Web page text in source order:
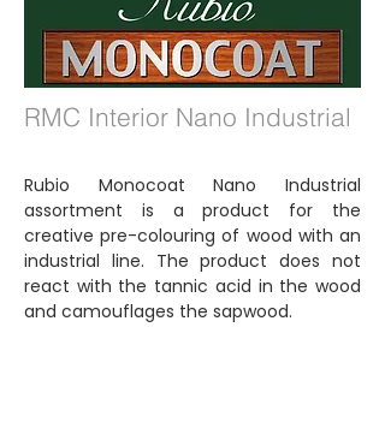
Rubio Monocoat Nano Industrial
assortment is a product for the
creative pre-colouring of wood with an
industrial line. The product does not
react with the tannic acid in the wood
and camouflages the sapwood.
RMC Interior Nano Industrial